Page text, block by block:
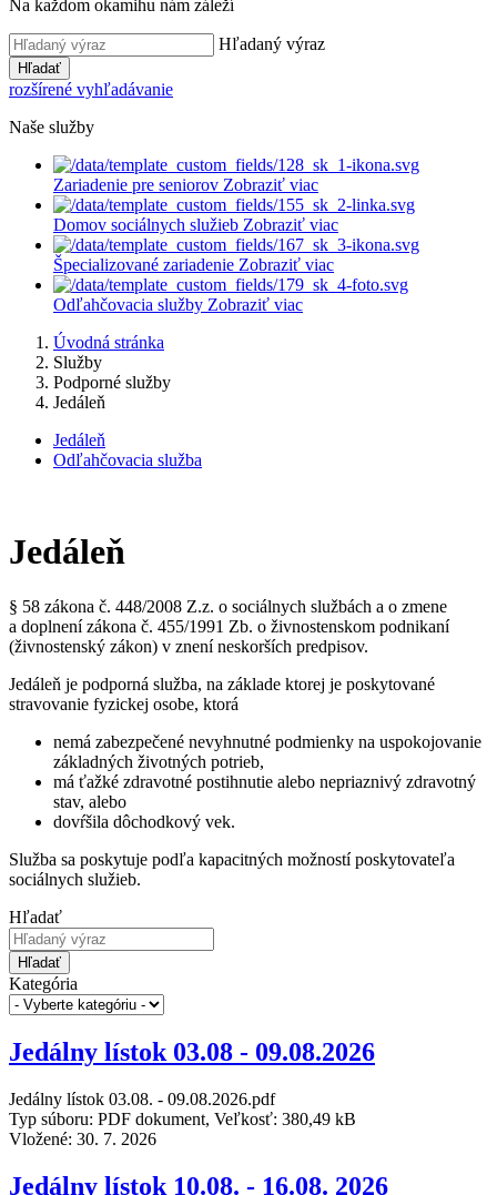
Na každom okamihu nám záleží
Hľadaný výraz
Hľadať
rozšírené vyhľadávanie
Naše služby
Zariadenie pre seniorov Zobraziť viac
Domov sociálnych služieb Zobraziť viac
Špecializované zariadenie Zobraziť viac
Odľahčovacia služby Zobraziť viac
Úvodná stránka
Služby
Podporné služby
Jedáleň
Jedáleň
Odľahčovacia služba
Jedáleň
§ 58 zákona č. 448/2008 Z.z. o sociálnych službách a o zmene
a doplnení zákona č. 455/1991 Zb. o živnostenskom podnikaní
(živnostenský zákon) v znení neskorších predpisov.
Jedáleň je podporná služba, na základe ktorej je poskytované
stravovanie fyzickej osobe, ktorá
nemá zabezpečené nevyhnutné podmienky na uspokojovanie
základných životných potrieb,
má ťažké zdravotné postihnutie alebo nepriaznivý zdravotný
stav, alebo
dovŕšila dôchodkový vek.
Služba sa poskytuje podľa kapacitných možností poskytovateľa
sociálnych služieb.
Hľadať
Hľadať
Kategória
Jedálny lístok 03.08 - 09.08.2026
Jedálny lístok 03.08. - 09.08.2026.pdf
Typ súboru: PDF dokument, Veľkosť: 380,49 kB
Vložené: 30. 7. 2026
Jedálny lístok 10.08. - 16.08. 2026